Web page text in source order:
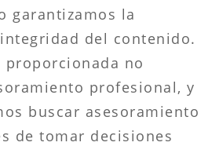
garantizamos la
del contenido.
no
profesional, y
buscar asesoramiento
de tomar decisiones